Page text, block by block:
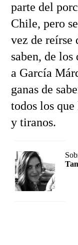
parte del
Chile, pero
vez de reírse
saben, de
a García
ganas de
todos los
y tiranos.